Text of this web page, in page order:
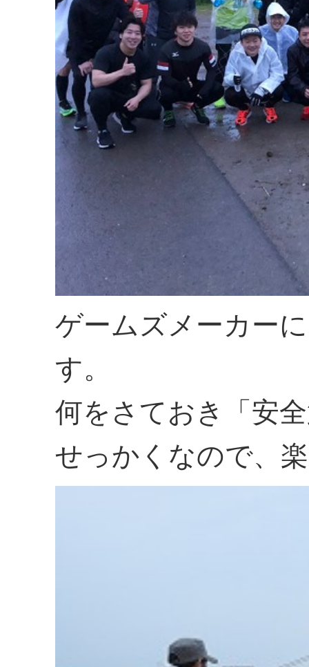
ゲームズメーカー
す。
何をさておき「安
せっかくなので、